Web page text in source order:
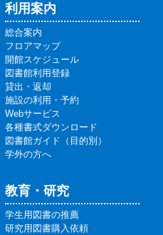
利用案内
総合案内
フロアマップ
開館スケジュール
図書館利用登録
貸出・返却
施設の利用・予約
Webサービス
各種書式ダウンロード
図書館ガイド（目的別）
学外の方へ
教育・研究
学生用図書の推薦
研究用図書購入依頼